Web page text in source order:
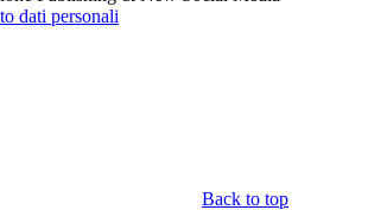
dati personali
Back to top